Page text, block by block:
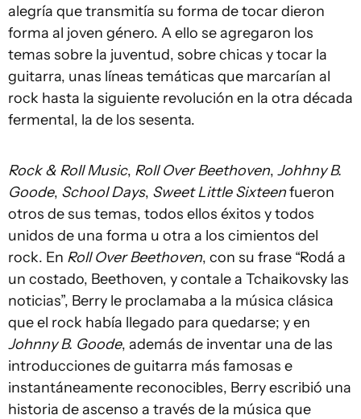
alegría que transmitía su forma de tocar dieron
forma al joven género. A ello se agregaron los
temas sobre la juventud, sobre chicas y tocar la
guitarra, unas líneas temáticas que marcarían al
rock hasta la siguiente revolución en la otra década
fermental, la de los sesenta.
Rock & Roll Music, Roll Over Beethoven, Johhny B.
Goode, School Days, Sweet Little Sixteenfueron
otros de sus temas, todos ellos éxitos y todos
unidos de una forma u otra a los cimientos del
rock. En Roll Over Beethoven, con su frase “Rodá a
un costado, Beethoven, y contale a Tchaikovsky las
noticias”, Berry le proclamaba a la música clásica
que el rock había llegado para quedarse; y en
Johnny B. Goode, además de inventar una de las
introducciones de guitarra más famosas e
instantáneamente reconocibles, Berry escribió una
historia de ascenso a través de la música que